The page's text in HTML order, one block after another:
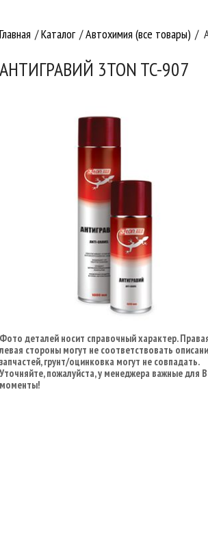
Главная Каталог Автохимия (все товары)
АНТИГРАВИЙ 3TON TC-907
Фото деталей носит справочный характер.
левая стороны могут не соответствовать
запчастей, грунт/оцинковка могут не совпадать.
Уточняйте, пожалуйста, у менеджера важные для
моменты!